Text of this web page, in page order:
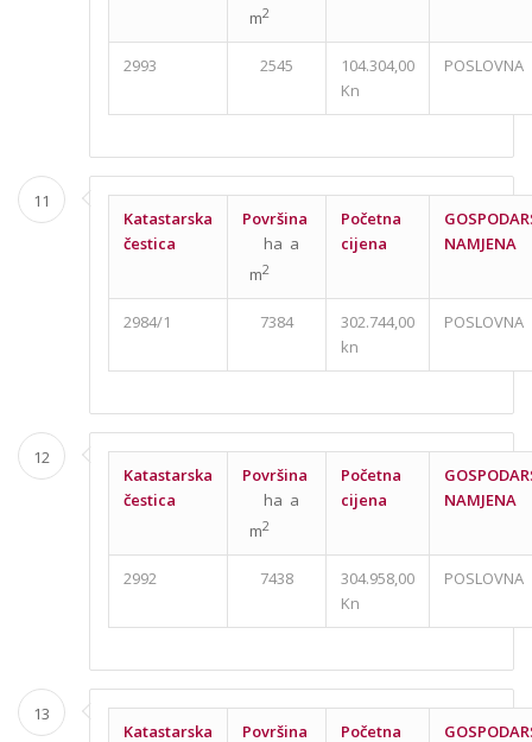
m2
2993 2545
104.304,00
Kn
POSLOVNA
11
Katastarska
čestica
Površina
ha a
m2
Početna
cijena
NAMJENA
2984/1 7384
302.744,00
kn
POSLOVNA
12
Katastarska
čestica
Površina
ha a
m2
Početna
cijena
NAMJENA
2992 7438
304.958,00
Kn
POSLOVNA
13
Katastarska
Površina Početna